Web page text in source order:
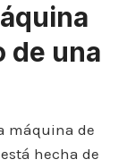
de una
máquina de
hecha de